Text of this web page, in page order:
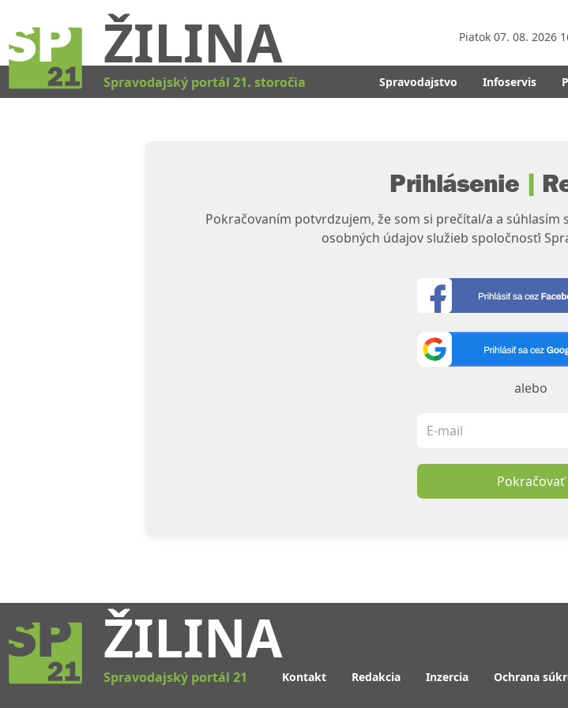
ŽILINA Piatok 07. 08. 2026
Spravodajský portál 21. storočia Spravodajstvo Infoservis
Prihlásenie |
Pokračovaním potvrdzujem, že som si prečítal/a a
osobných údajov služieb spoločnosťi
alebo
Pokračovať
ŽILINA
Spravodajský portál 21 Kontakt Redakcia Inzercia Ochrana